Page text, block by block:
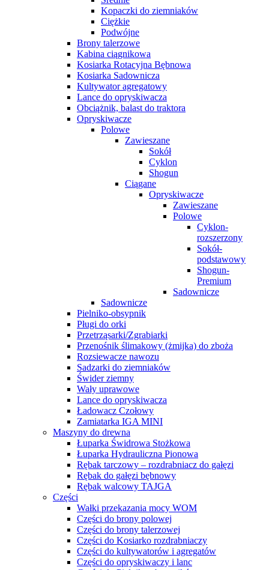
Kopaczki do ziemniaków
Ciężkie
Podwójne
Brony talerzowe
Kabina ciągnikowa
Kosiarka Rotacyjna Bębnowa
Kosiarka Sadownicza
Kultywator agregatowy
Lance do opryskiwacza
Obciążnik, balast do traktora
Opryskiwacze
Polowe
Zawieszane
Sokół
Cyklon
Shogun
Ciągane
Opryskiwacze
Zawieszane
Polowe
Cyklon-
rozszerzony
Sokół-
podstawowy
Shogun-
Premium
Sadownicze
Sadownicze
Pielniko-obsypnik
Pługi do orki
Przetrząsarki/Zgrabiarki
Przenośnik ślimakowy (żmijka) do zboża
Rozsiewacze nawozu
Sadzarki do ziemniaków
Świder ziemny
Wały uprawowe
Lance do opryskiwacza
Ładowacz Czołowy
Zamiatarka IGA MINI
Maszyny do drewna
Łuparka Świdrowa Stożkowa
Łuparka Hydrauliczna Pionowa
Rębak tarczowy – rozdrabniacz do gałęzi
Rębak do gałęzi bębnowy
Rębak walcowy TAJGA
Części
Wałki przekazania mocy WOM
Części do brony polowej
Części do brony talerzowej
Części do Kosiarko rozdrabniaczy
Części do kultywatorów i agregatów
Części do opryskiwaczy i lanc